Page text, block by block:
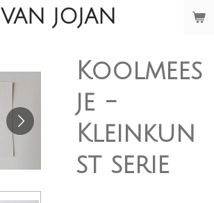
VAN JOJAN
Koolmees
je -
Kleinkun
st serie